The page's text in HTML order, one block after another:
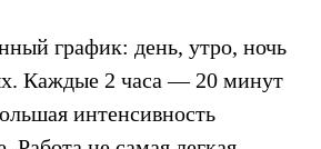
график: день, утро, ночь
Каждые 2 часа — 20 минут
интенсивность